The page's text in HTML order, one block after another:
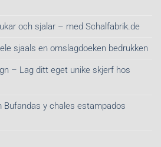
och sjalar – med Schalfabrik.de
sjaals en omslagdoeken bedrukken
– Lag ditt eget unike skjerf hos
Bufandas y chales estampados